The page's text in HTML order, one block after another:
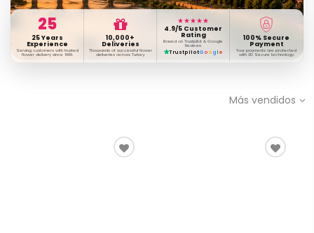
25
25 Years
Experience
Serving customers with trusted
flower delivery since 1999.
10,000+
Deliveries
Thousands of successful flower
deliveries across Turkey.
★★★★★
4.9/5 Customer
Rating
Based on Trustpilot & Google
Reviews
TrustpilotG o o g l e
100% Secure
Payment
Your payments are protected
with 3D Secure technology.
Más vendidos